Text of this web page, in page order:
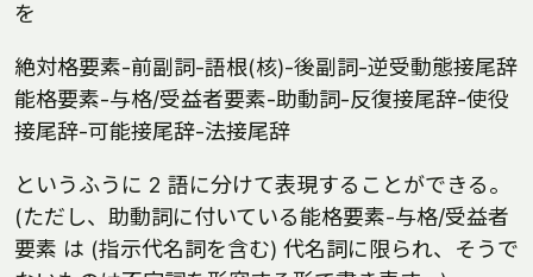
を
絶対格要素-前副詞-語根(核)-後副詞-逆受動態接尾辞
能格要素-与格/受益者要素-助動詞-反復接尾辞-使役
接尾辞-可能接尾辞-法接尾辞
というふうに 2 語に分けて表現することができる。
(ただし、助動詞に付いている能格要素-与格/受益者
要素 は (指示代名詞を含む) 代名詞に限られ、そうで